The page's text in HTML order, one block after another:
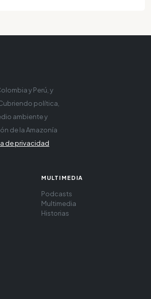
y Perú, y
política,
ambiente y
de la Amazonía
de privacidad
MULTIMEDIA
Podcasts
Multimedia
Historias